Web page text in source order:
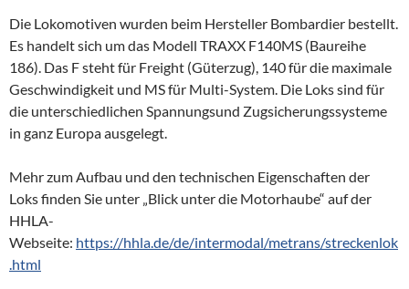
Die Lokomotiven wurden beim Hersteller Bombardier bestellt.
Es handelt sich um das Modell TRAXX F140MS (Baureihe
186). Das F steht für Freight (Güterzug), 140 für die maximale
Geschwindigkeit und MS für Multi-System. Die Loks sind für
die unterschiedlichen Spannungsund Zugsicherungssysteme
in ganz Europa ausgelegt.
Mehr zum Aufbau und den technischen Eigenschaften der
Loks finden Sie unter „Blick unter die Motorhaube“ auf der
HHLA-
Webseite: https://hhla.de/de/intermodal/metrans/streckenlok
.html